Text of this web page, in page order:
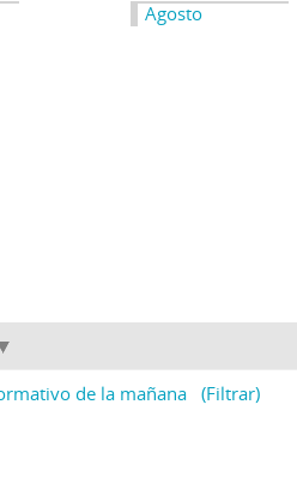
Agosto
de la mañana (Filtrar)